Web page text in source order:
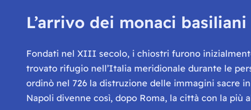
L’arrivo dei monaci basiliani
Fondati nel XIII secolo, i chiostri furono
trovato rifugio nell’Italia meridionale durante le
ordinò nel 726 la distruzione delle immagini sacre
Napoli divenne così, dopo Roma, la città con la più